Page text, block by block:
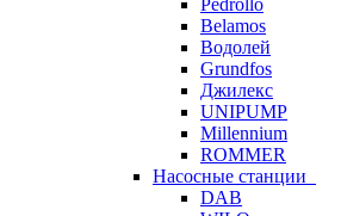
Pedrollo
Belamos
Водолей
Grundfos
Джилекс
UNIPUMP
Millennium
ROMMER
Насосные станции
DAB